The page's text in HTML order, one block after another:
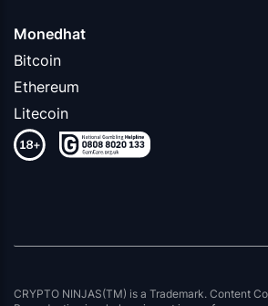
Monedhat
Bitcoin
Ethereum
Litecoin
CRYPTO NINJAS(TM) is a Trademark. Content